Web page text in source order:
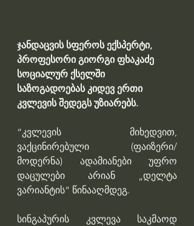
ჯანდაცვის სფეროს ექსპერტი,
პროფესორი გიორგი ფხაკაძე
სოციალურ ქსელში
საზოგადოებას კიდევ ერთი
კვლევის შედეგს უზიარებს.
“კვლევის მიხედვით,
ვაქცინირებული (ფაიზერი/
მოდერნა) ადამიანები უფრო
დაცულები არიან „დელტა
ვარიანტის” წინააღმდეგ.
სინგაპურის კვლევა საკმაოდ